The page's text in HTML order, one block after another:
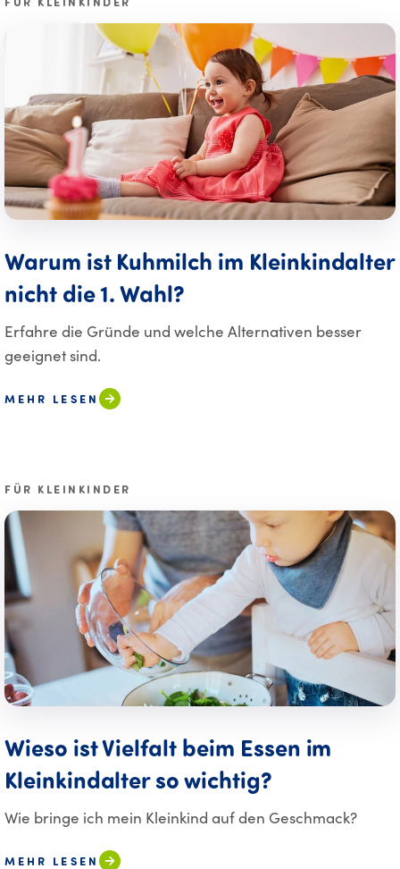
FÜR KLEINKINDER
Warum ist Kuhmilch im Kleinkindalter
nicht die 1. Wahl?
Erfahre die Gründe und welche Alternativen besser
geeignet sind.
MEHR LESEN
FÜR KLEINKINDER
Wieso ist Vielfalt beim Essen im
Kleinkindalter so wichtig?
Wie bringe ich mein Kleinkind auf den Geschmack?
MEHR LESEN